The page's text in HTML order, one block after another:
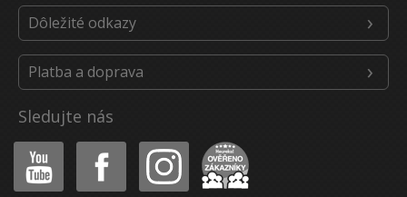
Dôležité odkazy
Platba a doprava
Sledujte nás
Youtube Facebook Instagram Heureka